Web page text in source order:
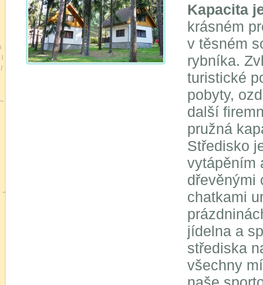
Kapacita
krásném
v těsném
rybníka.
turistické
pobyty,
další
pružná
Středisko
vytápěním
dřevěnými
chatkami
jídelna a
střediska
všechny